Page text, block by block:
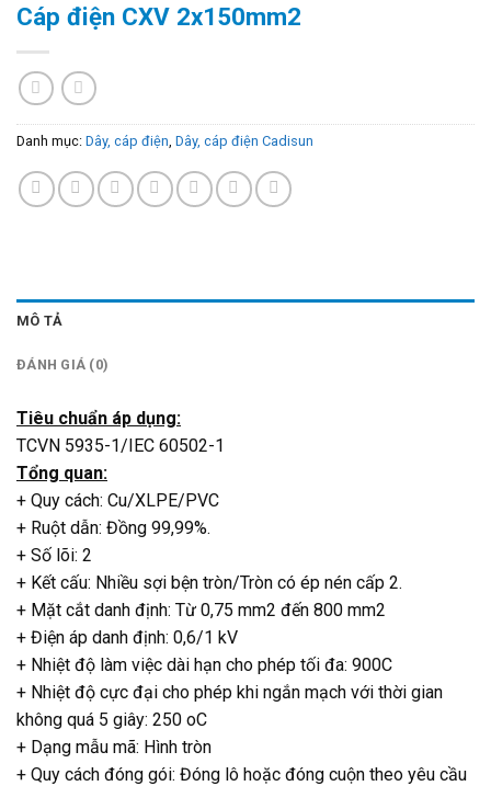
Cáp điện CXV 2x150mm2
Danh mục: Dây, cáp điện Dây, cáp điện Cadisun
MÔ TẢ
ĐÁNH GIÁ (0)
Tiêu chuẩn áp dụng:
TCVN 5935-1/IEC 60502-1
Tổng quan:
+ Quy cách: Cu/XLPE/PVC
+ Ruột dẫn: Đồng 99,99%.
+ Số lõi: 2
+ Kết cấu: Nhiều sợi bện tròn/Tròn có ép nén cấp 2.
+ Mặt cắt danh định: Từ 0,75 mm2 đến 800 mm2
+ Điện áp danh định: 0,6/1 kV
+ Nhiệt độ làm việc dài hạn cho phép tối đa: 900C
+ Nhiệt độ cực đại cho phép khi ngắn mạch với thời gian
không quá 5 giây: 250 oC
+ Dạng mẫu mã: Hình tròn
+ Quy cách đóng gói: Đóng lô hoặc đóng cuộn theo yêu cầu